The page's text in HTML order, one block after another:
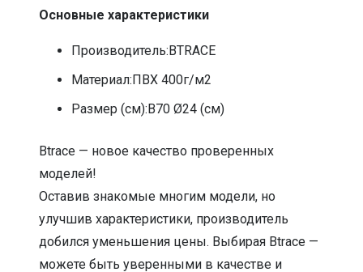
Основные характеристики
Производитель:BTRACE
Материал:ПВХ 400г/м2
Размер (см):В70 Ø24 (см)
Btrace — новое качество проверенных
моделей!
Оставив знакомые многим модели, но
улучшив характеристики, производитель
добился уменьшения цены. Выбирая Btrace —
можете быть уверенными в качестве и